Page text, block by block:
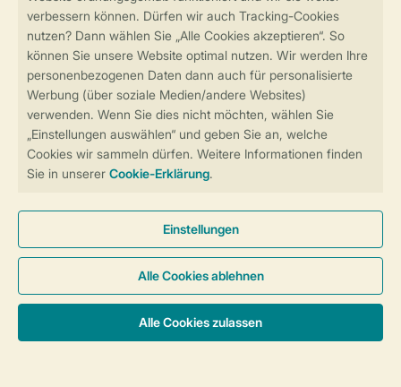
Sicherstellung Deiner Privatsphäre
Sicher und schnell zur Online-Buchung
Sichere Datenübertragung
Sicheres Bezahlen
Cookies und Banner
Barrierefreiheit
© 2026 Landal GreenParks GmbH